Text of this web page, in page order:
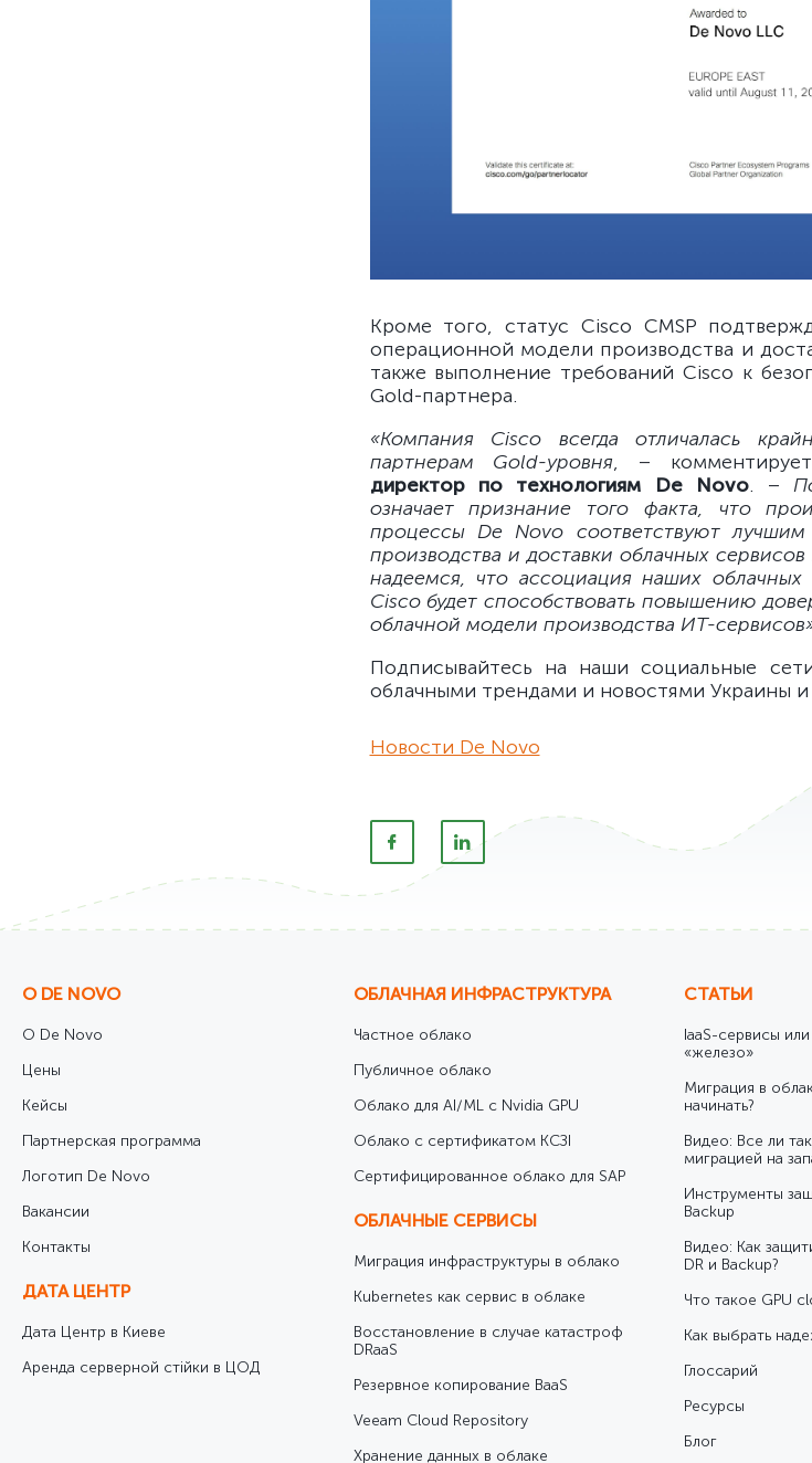
Кроме того, статус Cisco CMSP
операционной модели производства и
также выполнение требований Cisco к
Gold-партнера.
«Компания Cisco всегда отличалась
партнерам Gold-уровня, –
директор по технологиям De Novo. –
означает признание того факта, что
процессы De Novo соответствуют
производства и доставки облачных
надеемся, что ассоциация наших
Cisco будет способствовать повышению
облачной модели производства ИТ-
Подписывайтесь на наши социальные
облачными трендами и новостями Украины и
Новости De Novo
О DE NOVO
О De Novo
Цены
Кейсы
Партнерская программа
Логотип De Novo
Вакансии
Контакты
ДАТА ЦЕНТР
Дата Центр в Киеве
Аренда серверной стійки в ЦОД
ОБЛАЧНАЯ ИНФРАСТРУКТУРА
Частное облако
Публичное облако
Облако для AI/ML с Nvidia GPU
Облако с сертификатом КСЗІ
Cертифицированное облако для SAP
ОБЛАЧНЫЕ СЕРВИСЫ
Миграция инфраструктуры в облако
Kubernetes как сервис в облаке
Восстановление в случае катастроф
DRaaS
Резервное копирование BaaS
Veeam Cloud Repository
Хранение данных в облаке
СТАТЬИ
IaaS-сервисы
«железо»
Миграция в
начинать?
Видео: Все ли
миграцией на
Инструменты
Backup
Видео: Как
DR и Backup?
Что такое GPU
Как выбрать
Глоссарий
Ресурсы
Блог